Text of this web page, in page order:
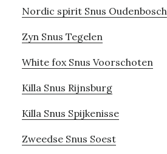
Nordic spirit Snus Oudenbosch
Zyn Snus Tegelen
White fox Snus Voorschoten
Killa Snus Rijnsburg
Killa Snus Spijkenisse
Zweedse Snus Soest